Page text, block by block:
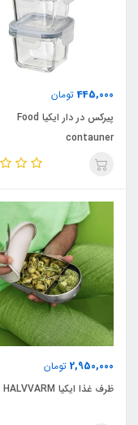
445,000تومان
پیرکس در دار ایکیا Food
contauner
2,950,000 تومان
ظرف غذا ایکیا HALVVARM